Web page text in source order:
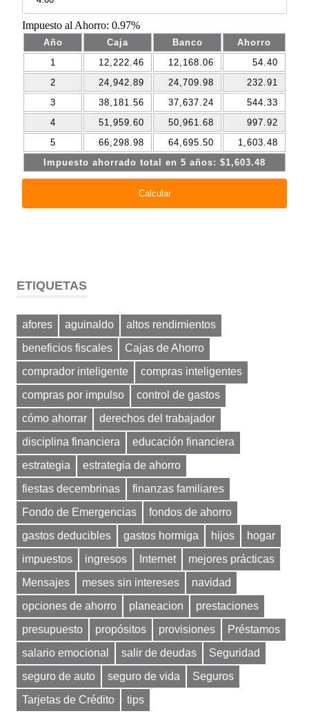
ETIQUETAS
afores aguinaldo
altos rendimientos
beneficios fiscales
Cajas de Ahorro
comprador inteligente
compras inteligentes
compras por impulso
control de gastos
cómo ahorrar
derechos del trabajador
disciplina financiera
educación financiera
estrategia
estrategia de ahorro
fiestas decembrinas
finanzas familiares
Fondo de Emergencias
fondos de ahorro
gastos deducibles
gastos hormiga hijos
hogar
impuestos
ingresos Internet
mejores prácticas
Mensajes
meses sin intereses
navidad
opciones de ahorro
planeacion
prestaciones
presupuesto
propósitos provisiones
Préstamos
salario emocional
salir de deudas
Seguridad
seguro de auto
seguro de vida
Seguros
Tarjetas de Crédito
tips